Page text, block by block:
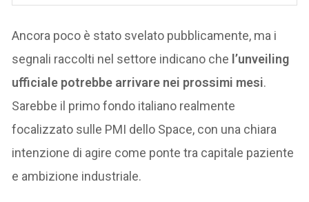
Ancora poco è stato svelato pubblicamente, ma i
segnali raccolti nel settore indicano che l’unveiling
ufficiale potrebbe arrivare nei prossimi mesi.
Sarebbe il primo fondo italiano realmente
focalizzato sulle PMI dello Space, con una chiara
intenzione di agire come ponte tra capitale paziente
e ambizione industriale.